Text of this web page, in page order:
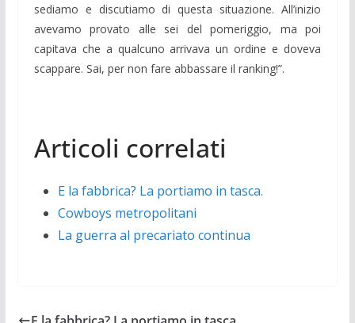
sediamo e discutiamo di questa situazione. All’inizio
avevamo provato alle sei del pomeriggio, ma poi
capitava che a qualcuno arrivava un ordine e doveva
scappare. Sai, per non fare abbassare il ranking!”.
Articoli correlati
E la fabbrica? La portiamo in tasca.
Cowboys metropolitani
La guerra al precariato continua